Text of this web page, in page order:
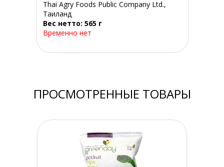
Thai Agry Foods Public Company Ltd.,
Таиланд
Вес нетто: 565 г
Временно нет
ПРОСМОТРЕННЫЕ ТОВАРЫ